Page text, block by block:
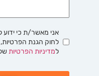
אני מאשר/ת כי ידוע
למדיניות הפרטיות